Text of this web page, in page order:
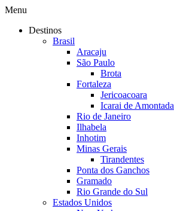
Menu
Destinos
Brasil
Aracaju
São Paulo
Brota
Fortaleza
Jericoacoara
Icarai de Amontada
Rio de Janeiro
Ilhabela
Inhotim
Minas Gerais
Tirandentes
Ponta dos Ganchos
Gramado
Rio Grande do Sul
Estados Unidos